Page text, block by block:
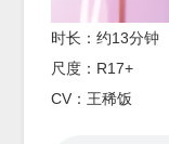
时长：约13分钟
尺度：R17+
CV：王稀饭